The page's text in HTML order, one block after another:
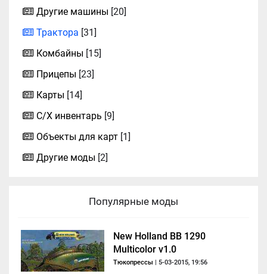
Другие машины [20]
Трактора [31]
Комбайны [15]
Прицепы [23]
Карты [14]
С/Х инвентарь [9]
Объекты для карт [1]
Другие моды [2]
Популярные моды
New Holland BB 1290
Multicolor v1.0
Тюкопрессы | 5-03-2015, 19:56